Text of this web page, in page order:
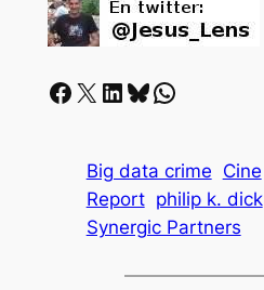
Facebook X LinkedIn Bluesky Whatsapp
Big data crime Cine
Report philip k. dick
Synergic Partners